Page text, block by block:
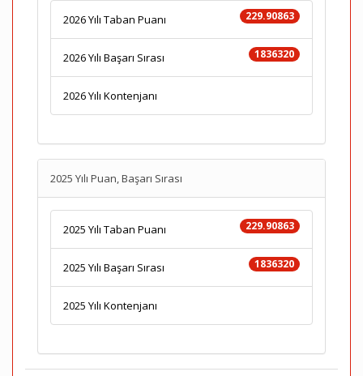
229.90863
2026 Yılı Taban Puanı
1836320
2026 Yılı Başarı Sırası
2026 Yılı Kontenjanı
2025 Yılı Puan, Başarı Sırası
229.90863
2025 Yılı Taban Puanı
1836320
2025 Yılı Başarı Sırası
2025 Yılı Kontenjanı